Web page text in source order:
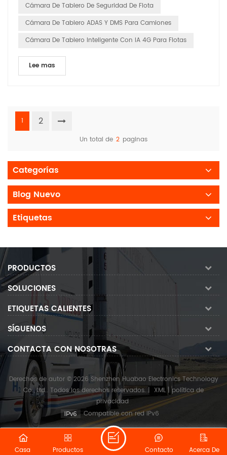
Cámara De Tablero De Seguridad De Flota
Cámara De Tablero ADAS Y DMS Para Camiones
Cámara De Tablero Inteligente Con IA 4G Para Flotas
Lee mas
1 2
Un total de 2 paginas
Categorías
Blog Nuevo
Etiquetas
PRODUCTOS
SOLUCIONES
ETIQUETAS CALIENTES
SÍGUENOS
CONTACTA CON NOSOTRAS
Derechos de autor © 2026 Shenzhen Huabao Electronics Technology
Co., Ltd.. Todos los derechos reservados. | XML | política de
privacidad
Compatible con red IPv6
Casa Productos Acerca De
Contacto